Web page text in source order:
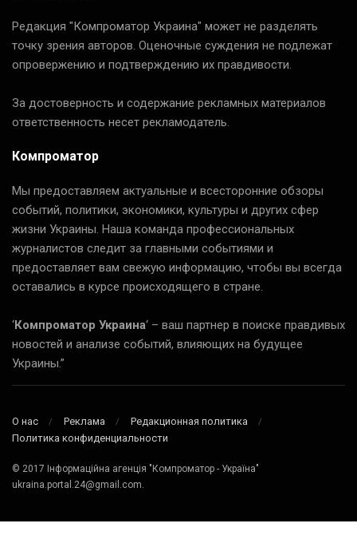
Редакция "Компроматор Украина" может не разделять
точку зрения авторов. Оценочные суждения не подлежат
опровержению и подтверждению их правдивости.
За достоверность и содержание рекламных материалов
ответственность несет рекламодатель.
Компроматор
Мы предоставляем актуальные и всесторонние обзоры
событий, политики, экономики, культуры и других сфер
жизни Украины. Наша команда профессиональных
журналистов следит за главными событиями и
предоставляет вам свежую информацию, чтобы вы всегда
оставались в курсе происходящего в стране.
‘Компроматор Украина‘ – ваш партнер в поиске правдивых
новостей и анализе событий, влияющих на будущее
Украины.”
О нас Реклама
Редакционная политика
Политика конфиденциальности
© 2017 Інформаційна агенція "Компроматор - Україна"
ukraina.portal.24@gmail.com.